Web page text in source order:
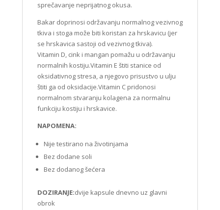
sprečavanje neprijatnog okusa.
Bakar doprinosi održavanju normalnog vezivnog
tkiva i stoga može biti koristan za hrskavicu (jer
se hrskavica sastoji od vezivnog tkiva).
Vitamin D, cink i mangan pomažu u održavanju
normalnih kostiju.Vitamin E štiti stanice od
oksidativnog stresa, a njegovo prisustvo u ulju
štiti ga od oksidacije.Vitamin C pridonosi
normalnom stvaranju kolagena za normalnu
funkciju kostiju i hrskavice.
NAPOMENA:
Nije testirano na životinjama
Bez dodane soli
Bez dodanog šećera
DOZIRANJE:dvije kapsule dnevno uz glavni
obrok